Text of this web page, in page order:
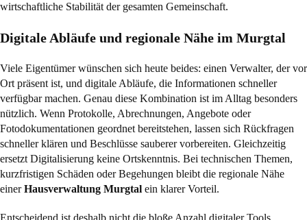
wirtschaftliche Stabilität der gesamten Gemeinschaft.
Digitale Abläufe und regionale Nähe im Murgtal
Viele Eigentümer wünschen sich heute beides: einen Verwalter, der vor
Ort präsent ist, und digitale Abläufe, die Informationen schneller
verfügbar machen. Genau diese Kombination ist im Alltag besonders
nützlich. Wenn Protokolle, Abrechnungen, Angebote oder
Fotodokumentationen geordnet bereitstehen, lassen sich Rückfragen
schneller klären und Beschlüsse sauberer vorbereiten. Gleichzeitig
ersetzt Digitalisierung keine Ortskenntnis. Bei technischen Themen,
kurzfristigen Schäden oder Begehungen bleibt die regionale Nähe
einerHausverwaltung Murgtal ein klarer Vorteil.
Entscheidend ist deshalb nicht die bloße Anzahl digitaler Tools,